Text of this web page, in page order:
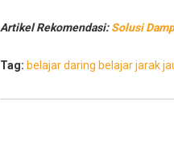
Artikel Rekomendasi:Solusi
Tag: belajar daring belajar jarak